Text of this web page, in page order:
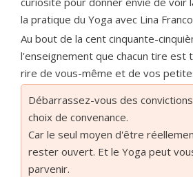
la pratique du Yoga avec Lina
Au bout de la cent cinquante-
l'enseignement que chacun tire est
rire de vous-même et de vos
Débarrassez-vous des
choix de convenance.
Car le seul moyen d'être
rester ouvert. Et le Yoga peut
parvenir.